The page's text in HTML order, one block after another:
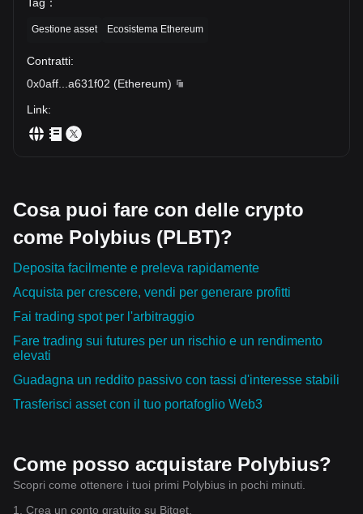
Gestione asset Ecosistema Ethereum
Contratti:
0x0aff
a631f02 (Ethereum)
Link:
Cosa puoi fare con delle crypto
come Polybius (PLBT)?
Deposita facilmente e preleva rapidamente
Acquista per crescere, vendi per generare profitti
Fai trading spot per l'arbitraggio
Fare trading sui futures per un rischio e un rendimento
elevati
Guadagna un reddito passivo con tassi d'interesse stabili
Trasferisci asset con il tuo portafoglio Web3
Come posso acquistare Polybius?
Scopri come ottenere i tuoi primi Polybius in pochi minuti.
1. Crea un conto gratuito su Bitget.